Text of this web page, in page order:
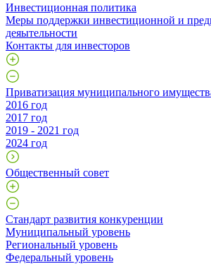
Инвестиционная политика
Меры поддержки инвестиционной и
деяытельности
Контакты для инвесторов
Приватизация муниципального
2016 год
2017 год
2019 - 2021 год
2024 год
Общественный совет
Стандарт развития конкуренции
Муниципальный уровень
Региональный уровень
Федеральный уровень